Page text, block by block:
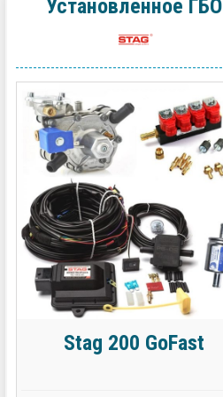
Установленное ГБО
Stag 200 GoFast